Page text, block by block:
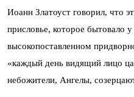
Иоанн Златоуст говорил, что
присловье, которое бытовало
высокопоставленном
«каждый день видящий лицо
небожители, Ангелы,